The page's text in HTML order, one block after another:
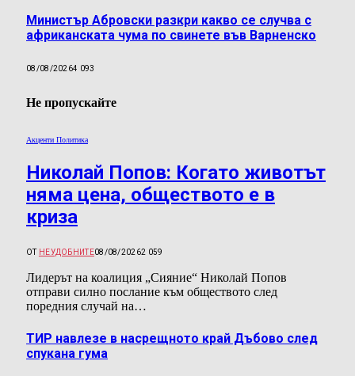
Министър Абровски разкри какво се случва с
африканската чума по свинете във Варненско
08/08/20264 093
Не пропускайте
Акценти Политика
Николай Попов: Когато животът
няма цена, обществото е в
криза
ОТ НЕУДОБНИТЕ08/08/20262 059
Лидерът на коалиция „Сияние“ Николай Попов
отправи силно послание към обществото след
поредния случай на…
ТИР навлезе в насрещното край Дъбово след
спукана гума